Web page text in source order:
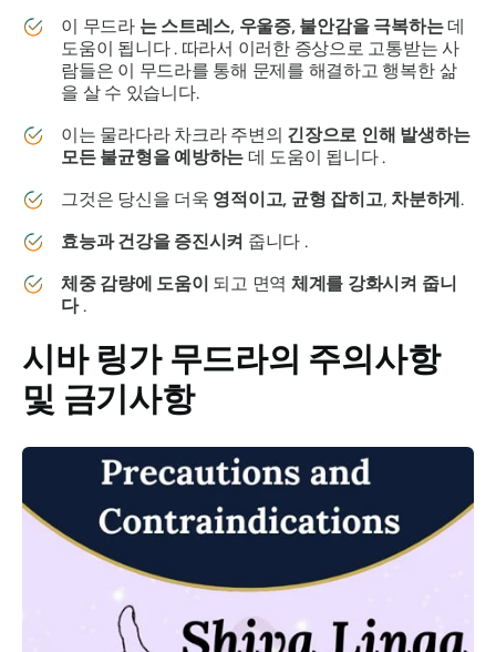
이 무드라 는 스트레스, 우울증, 불안감을 극복하는데
도움이 됩니다 . 따라서 이러한 증상으로 고통받는 사
람들은 이 무드라를 통해 문제를 해결하고 행복한 삶
을 살 수 있습니다.
이는 물라다라 차크라주변의 긴장으로 인해 발생하는
모든 불균형을 예방하는 데 도움이 됩니다 .
그것은 당신을 더욱 영적이고, 균형 잡히고, 차분하게.
효능과 건강을 증진시켜 줍니다 .
체중 감량에 도움이 되고 면역 체계를 강화시켜 줍니
다.
시바 링가 무드라의 주의사항
및 금기사항